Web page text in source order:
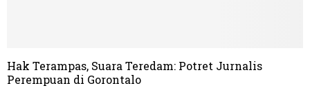
Hak Terampas, Suara Teredam: Potret Jurnalis
Perempuan di Gorontalo